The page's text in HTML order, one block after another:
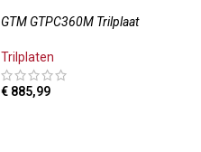
GTM GTPC360M Trilplaat
Trilplaten
€ 885,99